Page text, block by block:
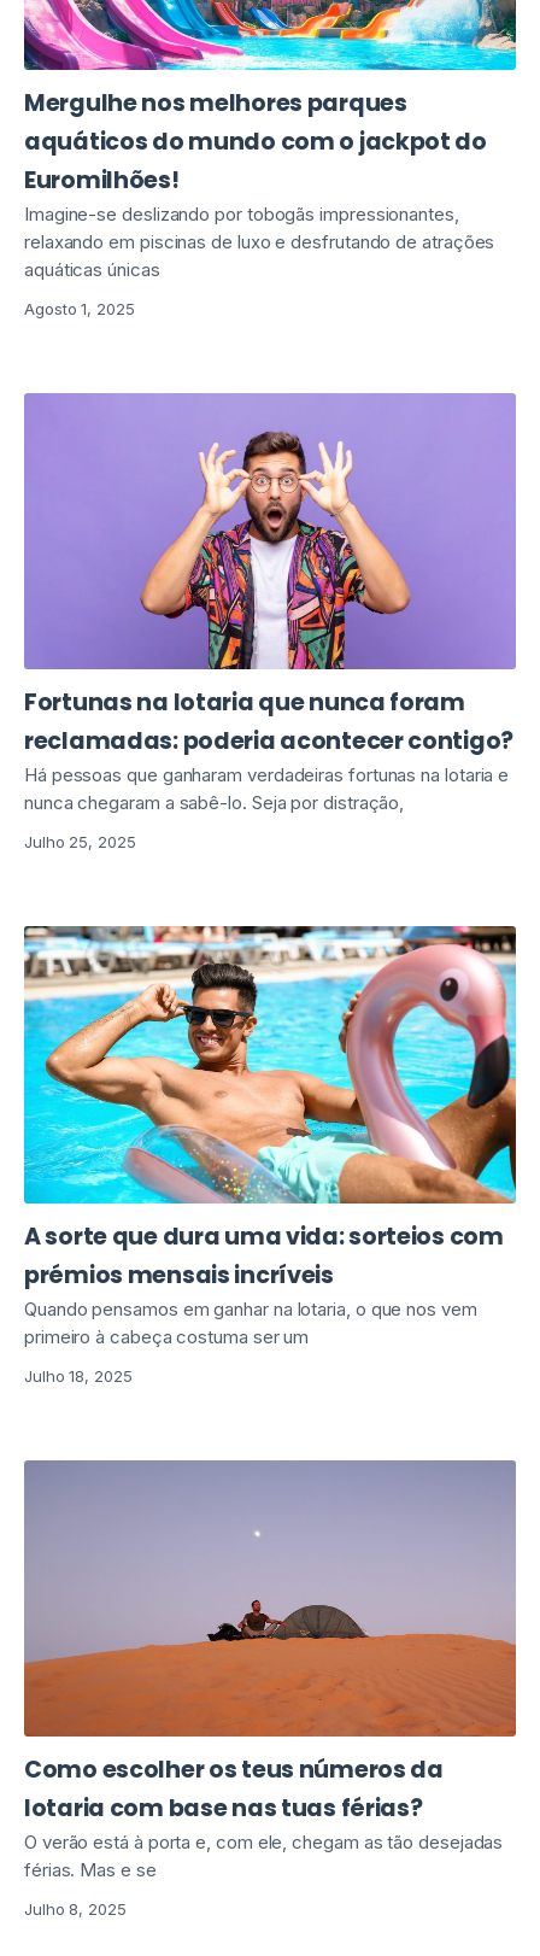
Mergulhe nos melhores parques
aquáticos do mundo com o jackpot do
Euromilhões!
Imagine-se deslizando por tobogãs impressionantes,
relaxando em piscinas de luxo e desfrutando de atrações
aquáticas únicas
Agosto 1, 2025
Fortunas na lotaria que nunca foram
reclamadas: poderia acontecer contigo?
Há pessoas que ganharam verdadeiras fortunas na lotaria e
nunca chegaram a sabê-lo. Seja por distração,
Julho 25, 2025
A sorte que dura uma vida: sorteios com
prémios mensais incríveis
Quando pensamos em ganhar na lotaria, o que nos vem
primeiro à cabeça costuma ser um
Julho 18, 2025
Como escolher os teus números da
lotaria com base nas tuas férias?
O verão está à porta e, com ele, chegam as tão desejadas
férias. Mas e se
Julho 8, 2025